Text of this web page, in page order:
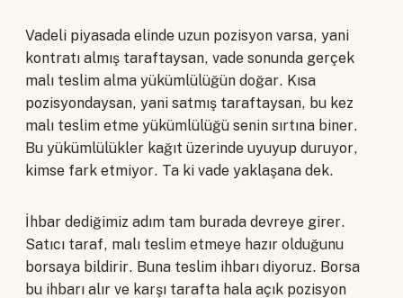
Vadeli piyasada elinde uzun pozisyon varsa, yani
kontratı almış taraftaysan, vade sonunda gerçek
malı teslim alma yükümlülüğün doğar. Kısa
pozisyondaysan, yani satmış taraftaysan, bu kez
malı teslim etme yükümlülüğü senin sırtına biner.
Bu yükümlülükler kağıt üzerinde uyuyup duruyor,
kimse fark etmiyor. Ta ki vade yaklaşana dek.
İhbar dediğimiz adım tam burada devreye girer.
Satıcı taraf, malı teslim etmeye hazır olduğunu
borsaya bildirir. Buna teslim ihbarı diyoruz. Borsa
bu ihbarı alır ve karşı tarafta hala açık pozisyon